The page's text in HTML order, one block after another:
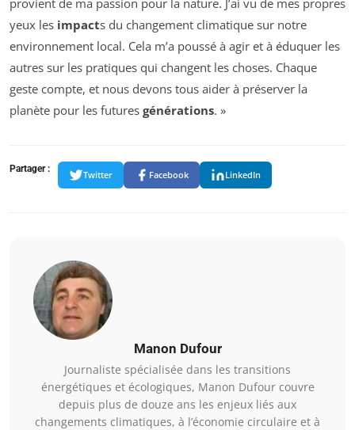
yeux les impacts du changement climatique sur notre
environnement local. Cela m’a poussé à agir et à éduquer les
autres sur les pratiques qui changent les choses. Chaque
geste compte, et nous devons tous aider à préserver la
planète pour les futures générations. »
Partager :
Twitter Facebook LinkedIn
Manon Dufour
Journaliste spécialisée dans les transitions
énergétiques et écologiques, Manon Dufour couvre
depuis plus de douze ans les enjeux liés aux
changements climatiques, à l’économie circulaire et à